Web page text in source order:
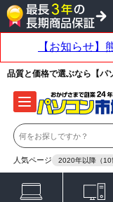
品質と価格で選ぶなら【パ
人気ページ 2020年以降（10